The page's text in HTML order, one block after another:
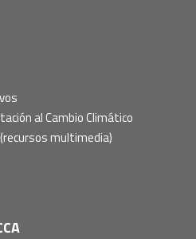
al Cambio Climático
multimedia)